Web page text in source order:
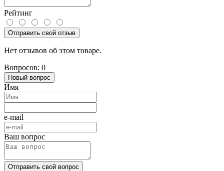
Рейтинг
Отправить свой отзыв
Нет отзывов об этом товаре.
Вопросов: 0
Новый вопрос
Имя
e-mail
Ваш вопрос
Отправить свой вопрос